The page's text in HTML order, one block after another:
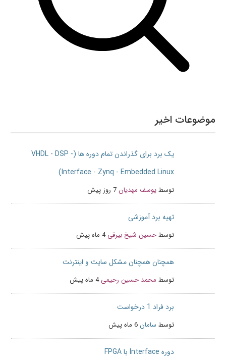
موضوعات اخیر
یک برد برای گذراندن تمام دوره ها (VHDL - DSP -
Interface - Zynq - Embedded Linux)
توسطیوسف مهدیان7 روز پیش
تهیه برد آموزشی
توسطحسین شیخ بیرقی4 ماه پیش
همچنان همچنان مشکل سایت و اینترنت
توسط محمد حسین رحیمی4 ماه پیش
برد فراد 1 درخواست
توسط سامان6 ماه پیش
دوره Interface با FPGA